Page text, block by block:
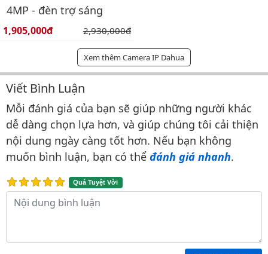
4MP - đèn trợ sáng
Giá bán:
1,905,000đ Giá gốc:
2,930,000đ
Xem thêm Camera IP Dahua
Bình luận & Đánh giá
Viết Bình Luận
Mỗi đánh giá của bạn sẽ giúp những người khác
dễ dàng chọn lựa hơn, và giúp chúng tôi cải thiện
nội dung ngày càng tốt hơn. Nếu bạn không
muốn bình luận, bạn có thể đánh giá nhanh.
Quá Tuyệt Vời
Nội dung bình luận